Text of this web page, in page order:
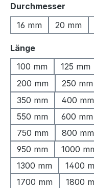
Durchmesser
16 mm
20 mm
Längeauswählen
100 mm
125 mm
200 mm
250 mm
350 mm
400 mm
550 mm
600 mm
750 mm
800 mm
950 mm
1000
1300 mm
1400
1700 mm
1800